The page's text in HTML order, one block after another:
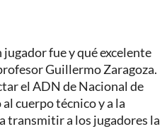
fue y qué excelente
Guillermo Zaragoza.
el ADN de Nacional de
cuerpo técnico y a la
transmitir a los jugadores la